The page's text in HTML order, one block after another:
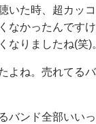
いた時、超カッ
なかったんです
なりましたね(笑)
よね。売れてる
バンド全部いい